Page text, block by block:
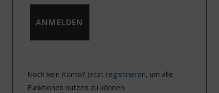
Noch kein Konto? Jetzt registrieren, um alle
Funktionen nutzen zu können.